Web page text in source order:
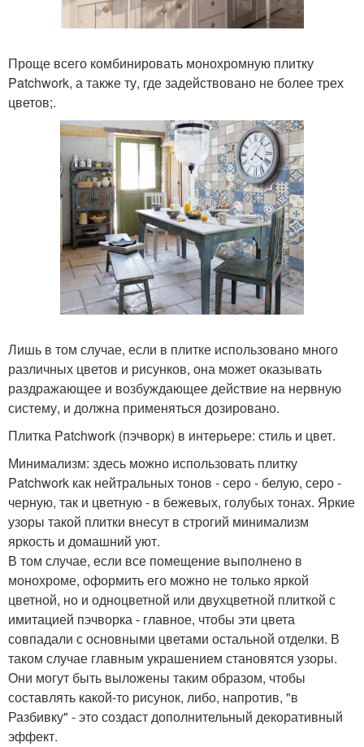
Проще всего комбинировать монохромную плитку
Patchwork, а также ту, где задействовано не более трех
цветов;.
Лишь в том случае, если в плитке использовано много
различных цветов и рисунков, она может оказывать
раздражающее и возбуждающее действие на нервную
систему, и должна применяться дозировано.
Плитка Patchwork (пэчворк) в интерьере: стиль и цвет.
Минимализм: здесь можно использовать плитку
Patchwork как нейтральных тонов - серо - белую, серо -
черную, так и цветную - в бежевых, голубых тонах. Яркие
узоры такой плитки внесут в строгий минимализм
яркость и домашний уют.
В том случае, если все помещение выполнено в
монохроме, оформить его можно не только яркой
цветной, но и одноцветной или двухцветной плиткой с
имитацией пэчворка - главное, чтобы эти цвета
совпадали с основными цветами остальной отделки. В
таком случае главным украшением становятся узоры.
Они могут быть выложены таким образом, чтобы
составлять какой-то рисунок, либо, напротив, "в
Разбивку" - это создаст дополнительный декоративный
эффект.